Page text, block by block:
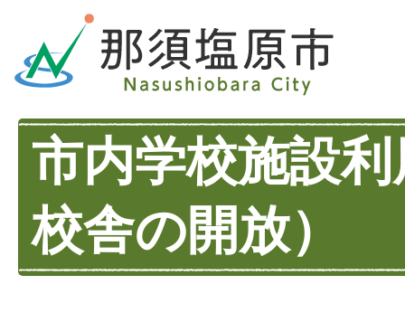
市内学校施設
校舎の開放）